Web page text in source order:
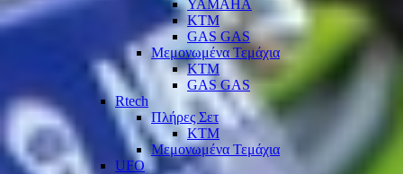
YAMAHA
KTM
GAS GAS
Μεμονωμένα Τεμάχια
KTM
GAS GAS
Rtech
Πλήρες Σετ
KTM
Μεμονωμένα Τεμάχια
UFO